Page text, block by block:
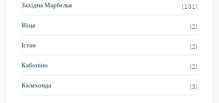
Західна Марбелья (131)
Ібіца (2)
Істан (2)
Кабопіно (2)
Калахонда (3)